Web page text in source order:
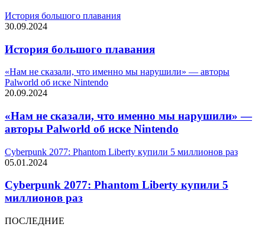
История большого плавания
30.09.2024
История большого плавания
«Нам не сказали, что именно мы нарушили» — авторы
Palworld об иске Nintendo
20.09.2024
«Нам не сказали, что именно мы нарушили» —
авторы Palworld об иске Nintendo
Cyberpunk 2077: Phantom Liberty купили 5 миллионов раз
05.01.2024
Cyberpunk 2077: Phantom Liberty купили 5
миллионов раз
ПОСЛЕДНИЕ